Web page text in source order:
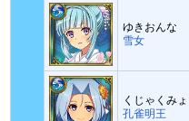
ゆきおんな
雪女
くじゃくみ
孔雀明王